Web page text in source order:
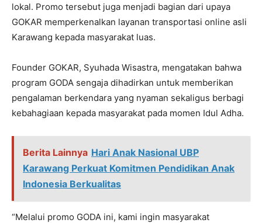
lokal. Promo tersebut juga menjadi bagian dari upaya
GOKAR memperkenalkan layanan transportasi online asli
Karawang kepada masyarakat luas.
Founder GOKAR, Syuhada Wisastra, mengatakan bahwa
program GODA sengaja dihadirkan untuk memberikan
pengalaman berkendara yang nyaman sekaligus berbagi
kebahagiaan kepada masyarakat pada momen Idul Adha.
Berita Lainnya Hari Anak Nasional UBP
Karawang Perkuat Komitmen Pendidikan Anak
Indonesia Berkualitas
“Melalui promo GODA ini, kami ingin masyarakat